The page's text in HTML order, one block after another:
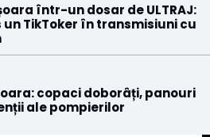
într-un dosar de ULTRAJ:
TikToker în transmisiuni cu
copaci doborâți, panouri
ale pompierilor